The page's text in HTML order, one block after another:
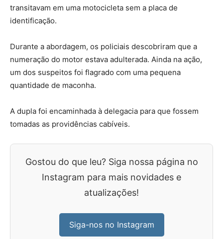
transitavam em uma motocicleta sem a placa de
identificação.
Durante a abordagem, os policiais descobriram que a
numeração do motor estava adulterada. Ainda na ação,
um dos suspeitos foi flagrado com uma pequena
quantidade de maconha.
A dupla foi encaminhada à delegacia para que fossem
tomadas as providências cabíveis.
Gostou do que leu? Siga nossa página no
Instagram para mais novidades e
atualizações!
Siga-nos no Instagram